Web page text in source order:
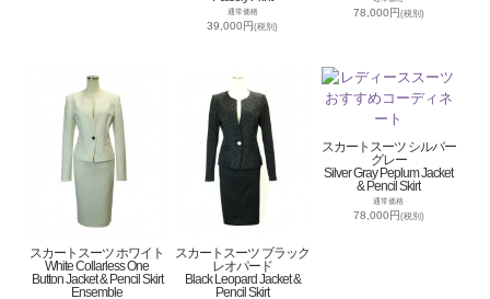
通常価格
39,000円(税別)
78,000円(税別)
スカートスーツ ホワイト
White Collarless One
Button Jacket & Pencil Skirt
Ensemble
スカートスーツ ブラック
レオパード
Black Leopard Jacket &
Pencil Skirt
スカートスーツ シルバー
グレー
Silver Gray Peplum Jacket
& Pencil Skirt
通常価格
78,000円(税別)